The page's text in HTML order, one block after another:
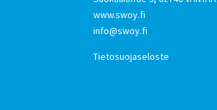
www.swoy.fi
info@swoy.fi
Tietosuojaseloste